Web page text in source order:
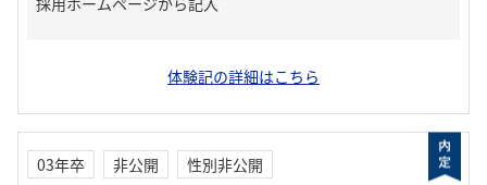
体験記の詳細はこちら
03年卒 非公開
性別非公開